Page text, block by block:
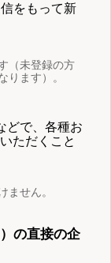
をもって新
（未登録の方
ります）。
どで、各種お
ただくこと
ません。
の直接の企